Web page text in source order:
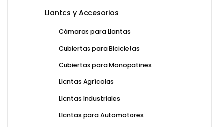
Llantas y Accesorios
Cámaras para Llantas
Cubiertas para Bicicletas
Cubiertas para Monopatines
Llantas Agrícolas
Llantas Industriales
Llantas para Automotores